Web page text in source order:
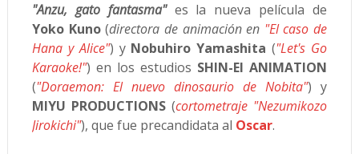
"Anzu, gato fantasma"es la nueva película de
Yoko Kuno(directora de animación en "El caso de
Hana y Alice") y Nobuhiro Yamashita ("Let's Go
Karaoke!") en los estudios SHIN-EI ANIMATION
("Doraemon: El nuevo dinosaurio de Nobita") y
MIYU PRODUCTIONS(cortometraje "Nezumikozo
Jirokichi"), que fue precandidata al Oscar.